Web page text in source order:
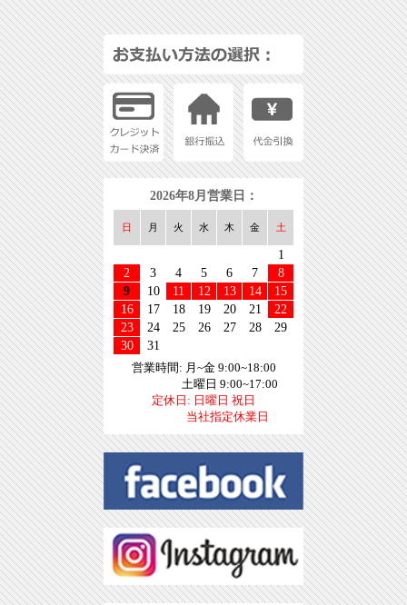
2026年8月営業日：
日 月 火 水 木 金 土
1
2
3 4 5 6 7
8
9
10 11 12 13 14
15
16
17 18 19 20 21
22
23
24 25 26 27 28
29
30
31
営業時間: 月~金 9:00~18:00
土曜日 9:00~17:00
定休日: 日曜日 祝日
当社指定休業日